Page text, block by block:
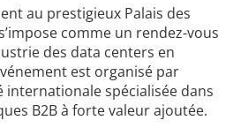
au prestigieux Palais des
comme un rendez-vous
des data centers en
est organisé par
internationale spécialisée dans
B2B à forte valeur ajoutée.